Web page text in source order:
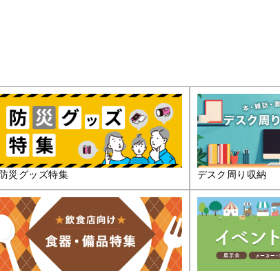
防災グッズ特集 デスク周り収納